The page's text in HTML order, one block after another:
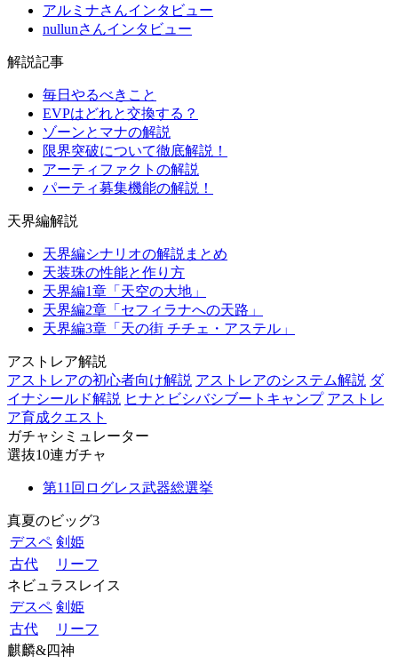
アルミナさんインタビュー
nullunさんインタビュー
解説記事
毎日やるべきこと
EVPはどれと交換する？
ゾーンとマナの解説
限界突破について徹底解説！
アーティファクトの解説
パーティ募集機能の解説！
天界編解説
天界編シナリオの解説まとめ
天装珠の性能と作り方
天界編1章「天空の大地」
天界編2章「セフィラナへの天路」
天界編3章「天の街 チチェ・アステル」
アストレア解説
アストレアの初心者向け解説 アストレアのシステム解説 ダ
イナシールド解説 ヒナとビシバシブートキャンプ アストレ
ア育成クエスト
ガチャシミュレーター
選抜10連ガチャ
第11回ログレス武器総選挙
真夏のビッグ3
デスペ 剣姫
古代
リーフ
ネビュラスレイス
デスペ 剣姫
古代
リーフ
麒麟&四神